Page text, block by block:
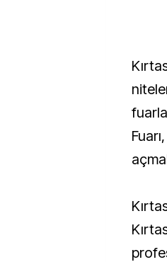
Kırtasiye sektörünün en önemli buluşması olarak